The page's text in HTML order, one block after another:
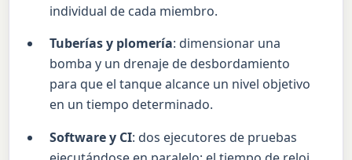
individual de cada miembro.
Tuberías y plomería: dimensionar una
bomba y un drenaje de desbordamiento
para que el tanque alcance un nivel objetivo
en un tiempo determinado.
Software y CI: dos ejecutores de pruebas